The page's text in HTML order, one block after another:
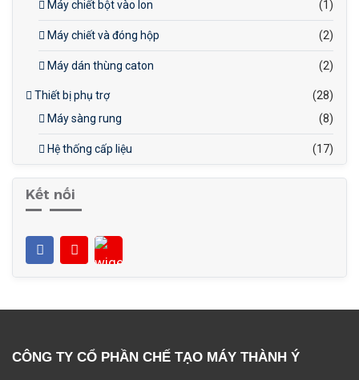
Máy chiết bột vào lon (1)
Máy chiết và đóng hộp (2)
Máy dán thùng caton (2)
Thiết bị phụ trợ
(28)
Máy sàng rung
(8)
Hệ thống cấp liệu (17)
Kết nối
CÔNG TY CỔ PHẦN CHẾ TẠO MÁY THÀNH Ý